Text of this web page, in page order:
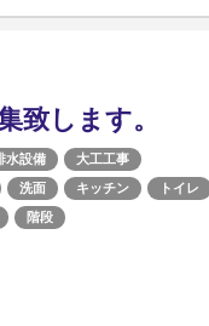
致します。
水設備
大工工事
洗面 キッチン
トイレ
階段